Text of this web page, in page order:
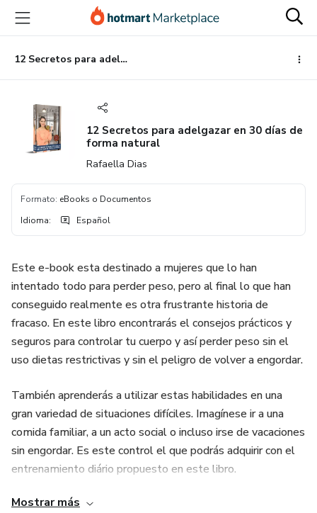
principal
página
de
página
12 Secretos para adelgazar en 30 días de forma natural
12 Secretos para adelgazar en 30 días de
forma natural
Rafaella Dias
Formato: eBooks o Documentos
Idioma: Español
Este e-book esta destinado a mujeres que lo han
intentado todo para perder peso, pero al final lo que han
conseguido realmente es otra frustrante historia de
fracaso. En este libro encontrarás el consejos prácticos y
seguros para controlar tu cuerpo y así perder peso sin el
uso dietas restrictivas y sin el peligro de volver a engordar.
También aprenderás a utilizar estas habilidades en una
gran variedad de situaciones difíciles. Imagínese ir a una
comida familiar, a un acto social o incluso irse de vacaciones
sin engordar. Es este control el que podrás adquirir con el
entrenamiento diário propuesto en este libro.
En mi experiencia como Nutricionista Clínica, he visto esta
Mostrar más